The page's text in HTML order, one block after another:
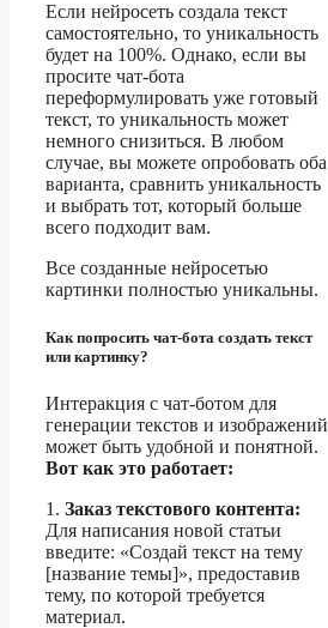
Если нейросеть создала текст
самостоятельно, то уникальность
будет на 100%. Однако, если вы
просите чат-бота
переформулировать уже готовый
текст, то уникальность может
немного снизиться. В любом
случае, вы можете опробовать оба
варианта, сравнить уникальность
и выбрать тот, который больше
всего подходит вам.
Все созданные нейросетью
картинки полностью уникальны.
Как попросить чат-бота создать текст
или картинку?
Интеракция с чат-ботом для
генерации текстов и изображений
может быть удобной и понятной.
Вот как это работает:
1. Заказ текстового контента:
Для написания новой статьи
введите: «Создай текст на тему
[название темы]», предоставив
тему, по которой требуется
материал.